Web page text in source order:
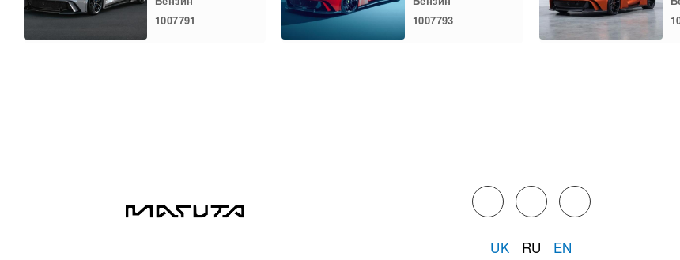
1007791
1007793
UK RU EN